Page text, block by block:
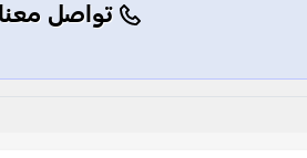
تواصل معنا